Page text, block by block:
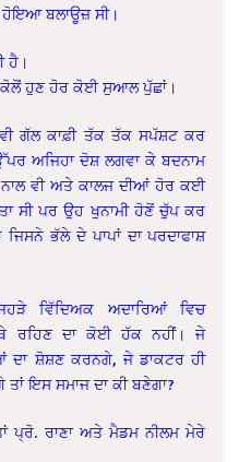
ਹੋਇਆ ਬਲਾਊਜ਼ ਸੀ।
ਹੈ।
ਕੋਲੋਂ ਹੁਣ ਹੋਰ ਕੋਈ ਸੁਆਲ ਪੁੱਛਾਂ।
ਗੱਲ ਕਾਫ਼ੀ ਤੱਕ ਤੱਕ ਸਪੱਸ਼ਟ ਕਰ
ਅਜਿਹਾ ਦੋਸ਼ ਲਗਵਾ ਕੇ ਬਦਨਾਮ
ਨਾਲ ਵੀ ਅਤੇ ਕਾਲਜ ਦੀਆਂ ਹੋਰ ਕਈ
ਸੀ ਪਰ ਉਹ ਖੁਨਾਮੀ ਹੋਣੋਂ ਚੁੱਪ ਕਰ
ਭੱਲੇ ਦੇ ਪਾਪਾਂ ਦਾ ਪਰਦਾਫਾਸ਼
ਵਿੱਦਿਅਕ ਅਦਾਰਿਆਂ ਵਿਚ
ਰਹਿਣ ਦਾ ਕੋਈ ਹੱਕ ਨਹੀਂ। ਜੇ
ਸ਼ੋਸ਼ਣ ਕਰਨਗੇ, ਜੇ ਡਾਕਟਰ ਹੀ
ਇਸ ਸਮਾਜ ਦਾ ਕੀ ਬਣੇਗਾ?
ਰਾਣਾ ਅਤੇ ਮੈਡਮ ਨੀਲਮ ਮੇਰੇ